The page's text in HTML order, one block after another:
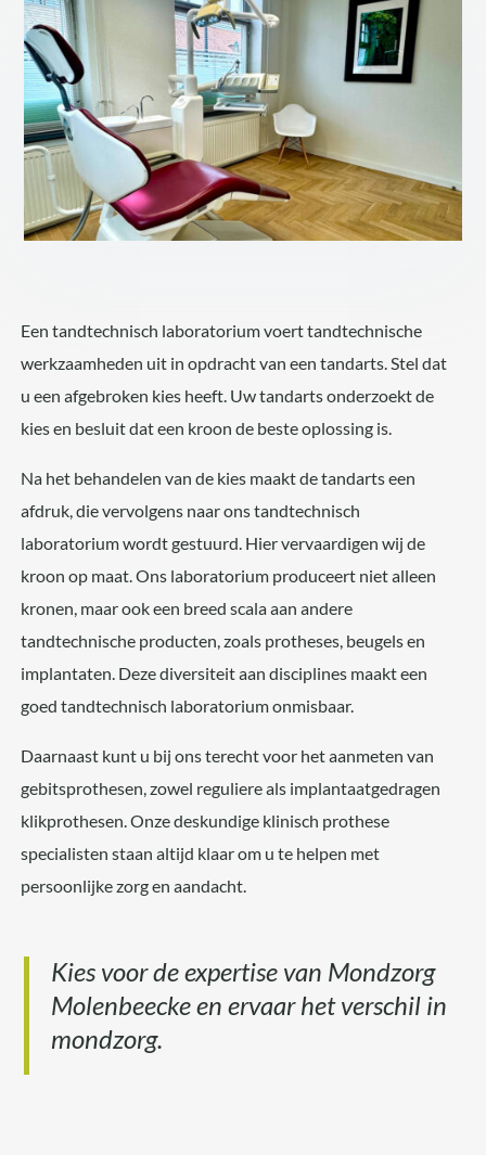
Een tandtechnisch laboratorium voert tandtechnische
werkzaamheden uit in opdracht van een tandarts. Stel dat
u een afgebroken kies heeft. Uw tandarts onderzoekt de
kies en besluit dat een kroon de beste oplossing is.
Na het behandelen van de kies maakt de tandarts een
afdruk, die vervolgens naar ons tandtechnisch
laboratorium wordt gestuurd. Hier vervaardigen wij de
kroon op maat. Ons laboratorium produceert niet alleen
kronen, maar ook een breed scala aan andere
tandtechnische producten, zoals protheses, beugels en
implantaten. Deze diversiteit aan disciplines maakt een
goed tandtechnisch laboratorium onmisbaar.
Daarnaast kunt u bij ons terecht voor het aanmeten van
gebitsprothesen, zowel reguliere als implantaatgedragen
klikprothesen. Onze deskundige klinisch prothese
specialisten staan altijd klaar om u te helpen met
persoonlijke zorg en aandacht.
Kies voor de expertise van Mondzorg
Molenbeecke en ervaar het verschil in
mondzorg.